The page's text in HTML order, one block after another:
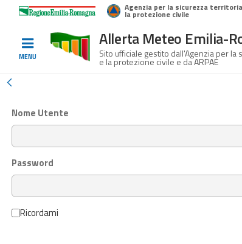
Home
Informati e
Allerte E
Allerte e
Meteo
Logo Regione Emilia-Romagna
Agenzia per la sicurezza
la protezione civile
MENU
Allerta Meteo Emilia-
Sito ufficiale gestito dall'Agenzia per la
e la protezione civile e da ARPAE
Login
Nome Utente
Password
Ricordami